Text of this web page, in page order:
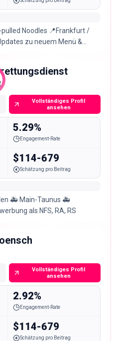
Noodles 📍Frankfurt /
zu neuem Menü &
Vollständiges Profil
ansehen
5.29%
Engagement-Rate
$114-679
Schätzung pro Beitrag
🚑 Main-Taunus 🚑
als NFS, RA, RS
Vollständiges Profil
ansehen
2.92%
Engagement-Rate
$114-679
Schätzung pro Beitrag